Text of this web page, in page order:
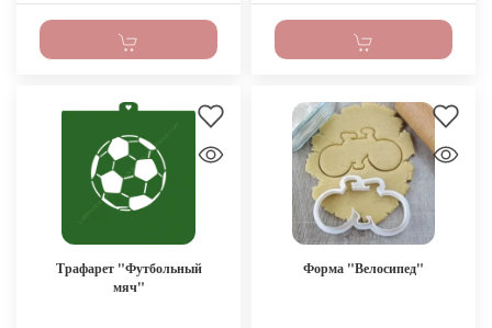
Трафарет "Футбольный
мяч"
Форма "Велосипед"